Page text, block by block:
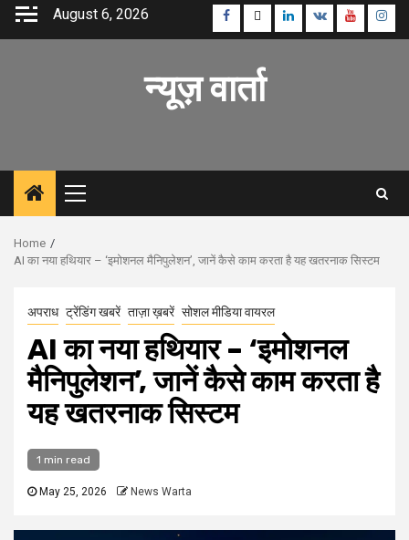
Skip
August 6, 2026 Facebook
TwitterLinkedin
VK Youtube
न्यूज़ वार्ता
Primary
Menu
Home
AI का नया हथियार – ‘इमोशनल मैनिपुलेशन’, जानें कैसे काम करता है यह खतरनाक सिस्टम
अपराध ट्रेंडिंग खबरें ताज़ा ख़बरें सोशल मीडिया वायरल
AI का नया हथियार – ‘इमोशनल
मैनिपुलेशन’, जानें कैसे काम करता है
यह खतरनाक सिस्टम
1 min read
May 25, 2026 News Warta